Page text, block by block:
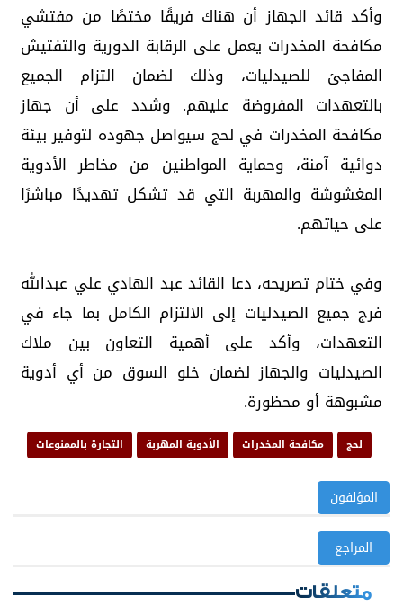
وأكد قائد الجهاز أن هناك فريقًا مختصًا من مفتشي
مكافحة المخدرات يعمل على الرقابة الدورية والتفتيش
المفاجئ للصيدليات، وذلك لضمان التزام الجميع
بالتعهدات المفروضة عليهم. وشدد على أن جهاز
مكافحة المخدرات في لحج سيواصل جهوده لتوفير بيئة
دوائية آمنة، وحماية المواطنين من مخاطر الأدوية
المغشوشة والمهربة التي قد تشكل تهديدًا مباشرًا
على حياتهم.
وفي ختام تصريحه، دعا القائد عبد الهادي علي عبدالله
فرج جميع الصيدليات إلى الالتزام الكامل بما جاء في
التعهدات، وأكد على أهمية التعاون بين ملاك
الصيدليات والجهاز لضمان خلو السوق من أي أدوية
مشبوهة أو محظورة.
لحج مكافحة المخدرات الأدوية المهربة التجارة بالممنوعات
المؤلفون
المراجع
متعلقات